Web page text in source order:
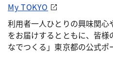
My TOKYO
利用者一人ひとりの興味関
をお届けするとともに、皆
なでつくる」東京都の公式ポ